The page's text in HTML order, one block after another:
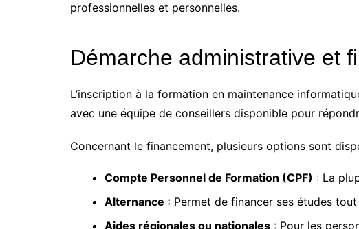
professionnelles et personnelles.
Démarche administrative et
L’inscription à la formation en maintenance
avec une équipe de conseillers disponible pour
Concernant le financement, plusieurs options sont
Compte Personnel de Formation (CPF) : La
Alternance : Permet de financer ses études
Aides régionales ou nationales : Pour les